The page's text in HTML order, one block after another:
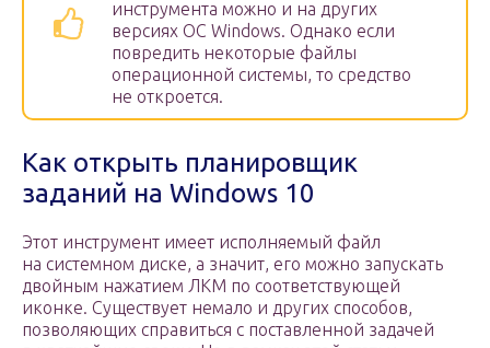
инструмента можно и на других
версиях OC Windows. Однако если
повредить некоторые файлы
операционной системы, то средство
не откроется.
Как открыть планировщик
заданий на Windows 10
Этот инструмент имеет исполняемый файл
на системном диске, а значит, его можно запускать
двойным нажатием ЛКМ по соответствующей
иконке. Существует немало и других способов,
позволяющих справиться с поставленной задачей